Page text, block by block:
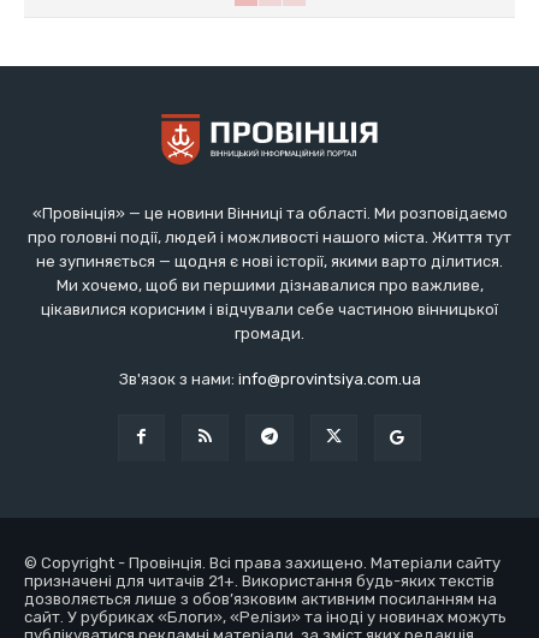
«Провінція» — це новини Вінниці та області. Ми розповідаємо
про головні події, людей і можливості нашого міста. Життя тут
не зупиняється — щодня є нові історії, якими варто ділитися.
Ми хочемо, щоб ви першими дізнавалися про важливе,
цікавилися корисним і відчували себе частиною вінницької
громади.
Зв'язок з нами: info@provintsiya.com.ua
© Copyright - Провінція. Всі права захищено. Матеріали сайту
призначені для читачів 21+. Використання будь-яких текстів
дозволяється лише з обов’язковим активним посиланням на
сайт. У рубриках «Блоги», «Релізи» та іноді у новинах можуть